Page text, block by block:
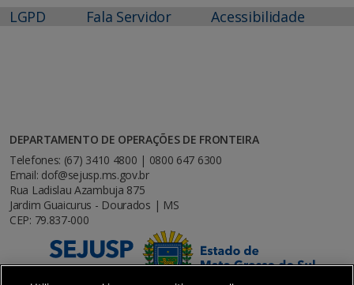
LGPD Fala Servidor Acessibilidade
DEPARTAMENTO DE OPERAÇÕES DE FRONTEIRA
Telefones: (67) 3410 4800 | 0800 647 6300
Email: dof@sejusp.ms.gov.br
Rua Ladislau Azambuja 875
Jardim Guaicurus - Dourados | MS
CEP: 79.837-000